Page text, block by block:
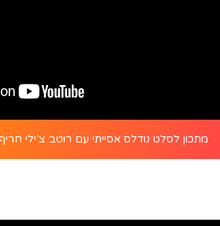
מתכון לסלט נודלס אסייתי עם רוטב צ’ילי